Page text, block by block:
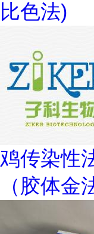
比色法)
鸡传染性
（胶体金